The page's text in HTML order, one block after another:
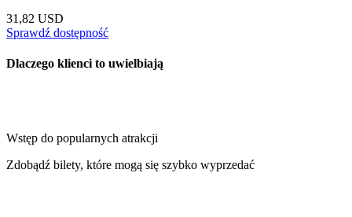
31,82 USD
Sprawdź dostępność
Dlaczego klienci to uwielbiają
Wstęp do popularnych atrakcji
Zdobądź bilety, które mogą się szybko wyprzedać